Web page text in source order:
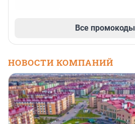
Все промокоды
НОВОСТИ КОМПАНИЙ